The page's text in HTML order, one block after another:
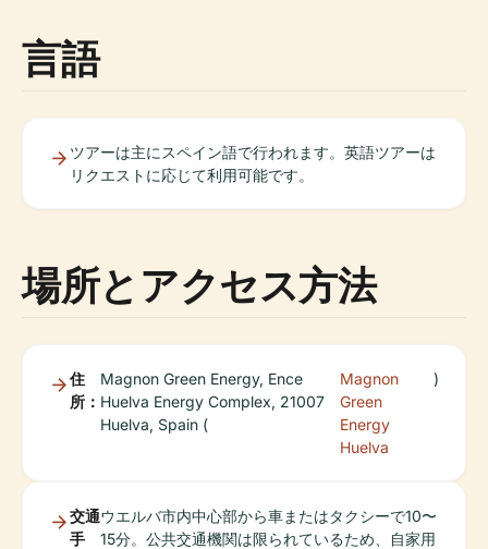
言語
ツアーは主にスペイン語で行われます。英語ツアーは
リクエストに応じて利用可能です。
場所とアクセス方法
住
所：
Magnon Green Energy, Ence
Huelva Energy Complex, 21007
Huelva, Spain (
Magnon
Green
Energy
Huelva
)
交通
手
ウエルバ市内中心部から車またはタクシーで10〜
15分。公共交通機関は限られているため、自家用